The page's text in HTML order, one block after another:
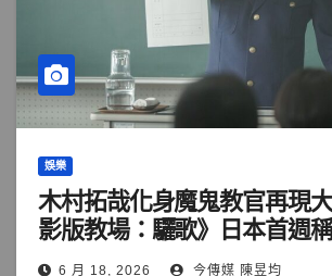
娛樂
木村拓哉化身魔鬼教官再現
影版教場：驪歌》日本首週
6 月 18, 2026 今傳媒 陳昱均